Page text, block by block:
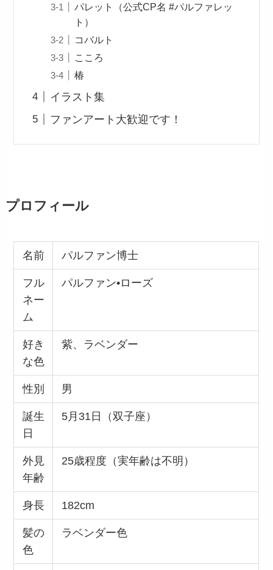
パレット（公式CP名 #パルファレッ
ト）
コバルト
こころ
椿
イラスト集
ファンアート大歓迎です！
プロフィール
名前 パルファン博士
フル
ネー
ム
パルファン•ローズ
好き
な色
紫、ラベンダー
性別 男
誕生
日
5月31日（双子座）
外見
年齢
25歳程度（実年齢は不明）
身長 182cm
髪の
色
ラベンダー色